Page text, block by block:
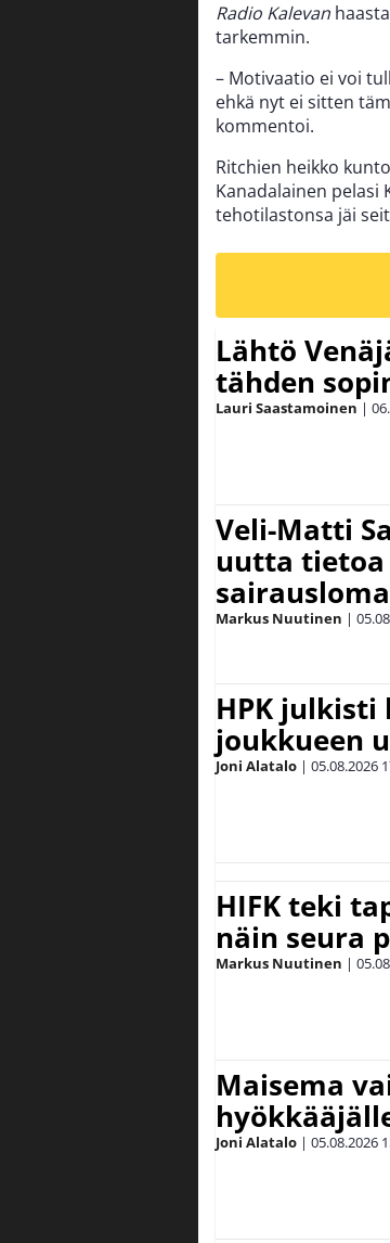
Radio Kalevan
tarkemmin.
– Motivaatio ei voi
ehkä nyt ei sitten
kommentoi.
Ritchien heikko
Kanadalainen pelasi
tehotilastonsa jäi
Lähtö
tähden
Lauri Saastamoinen |
Veli-Matti
uutta tietoa
Markus Nuutinen |
HPK julkisti
joukkueen
Joni Alatalo | 05.08.2026
HIFK teki
näin seura
Markus Nuutinen |
Maisema
Joni Alatalo | 05.08.2026